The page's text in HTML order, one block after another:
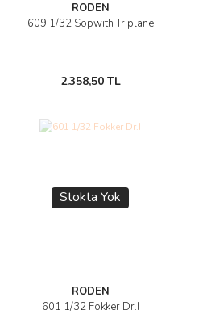
RODEN
609 1/32 Sopwith Triplane
2.358,50 TL
Stokta Yok
RODEN
601 1/32 Fokker Dr.I